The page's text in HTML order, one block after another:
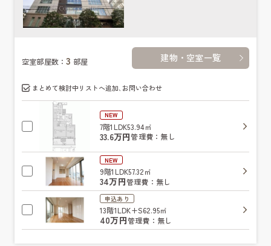
空室部屋数：3 部屋 建物・空室一覧
まとめて検討中リストへ追加､お問い合わせ
NEW
7階1LDK53.94㎡
33.6万円管理費：無し
NEW
9階1LDK57.32㎡
34万円管理費：無し
申込あり
13階1LDK+S62.95㎡
40万円管理費：無し